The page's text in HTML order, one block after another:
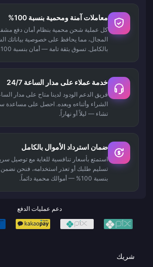
معاملات آمنة ومحمية بنسبة 100%
كل عملية شحن محمية بنظام أمان دفع
المجال، مما يحافظ على خصوصية بياناتك
بالكامل. تسوق بثقة تامة — أمان بنسبة 100% في كل مرة.
خدمة عملاء على مدار الساعة 24/7
فريق الدعم الودود لدينا متاح على مدار
الشراء وأثناءه وبعده. احصل على مساعدة
تشاء — ليلاً أو نهاراً.
ضمان استرداد الأموال بالكامل
استمتع بأسعار تنافسية للغاية مع توصيل
تسليم طلبك أو تعذر استخدامه، فنحن نضمن
بنسبة 100% — أموالك محمية دائماً.
دعم عمليات الدفع
شريك